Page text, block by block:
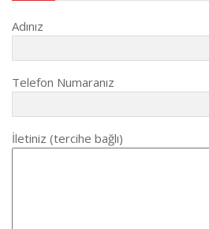
Adınız
Telefon Numaranız
İletiniz (tercihe bağlı)